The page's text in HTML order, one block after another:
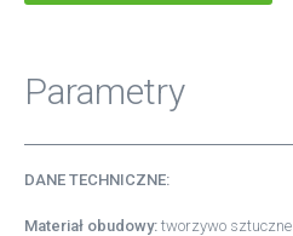
Parametry
DANE TECHNICZNE:
Materiał obudowy: tworzywo sztuczne